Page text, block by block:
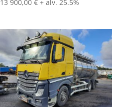
13 900,00€ + alv. 25.5%